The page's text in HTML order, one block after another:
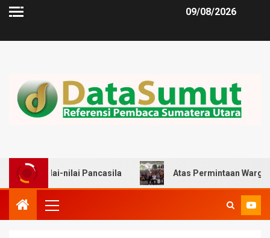
09/08/2026
nilai Pancasila Atas Permintaan Warga, Zulkarnaen